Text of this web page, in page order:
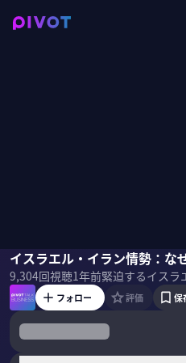
イスラエル・イラン情勢：な
9,304回視聴1年前
鈴木一人小手森千紗
フォロー 評価 保